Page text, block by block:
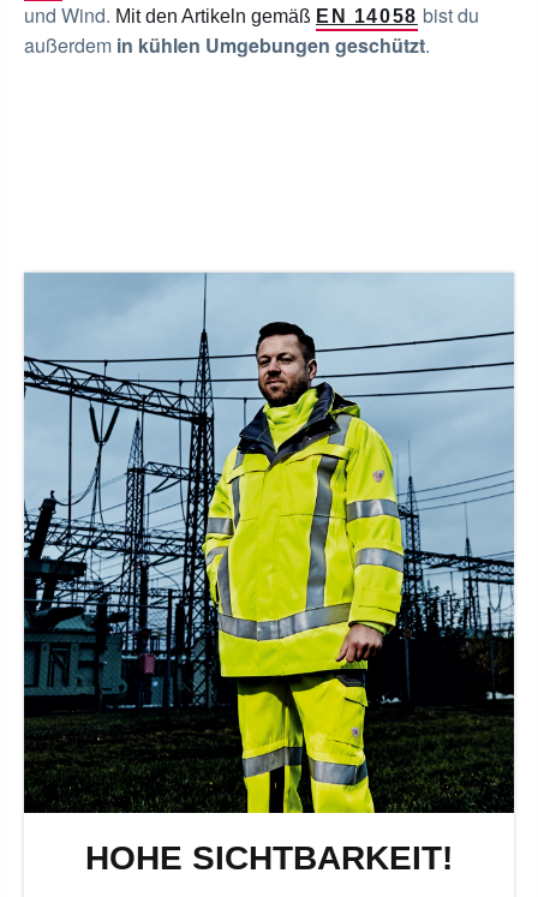
und Wind. Mit den Artikeln gemäß EN 14058 bist du
außerdem in kühlen Umgebungen geschützt.
HOHE SICHTBARKEIT!